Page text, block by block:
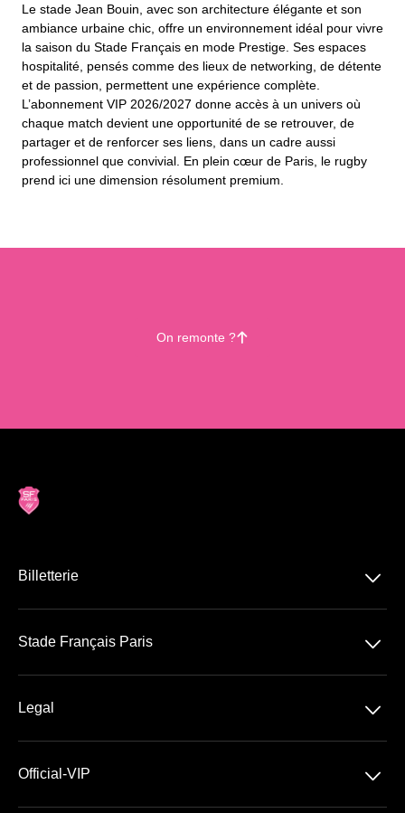
Le stade Jean Bouin, avec son architecture élégante et son
ambiance urbaine chic, offre un environnement idéal pour vivre
la saison du Stade Français en mode Prestige. Ses espaces
hospitalité, pensés comme des lieux de networking, de détente
et de passion, permettent une expérience complète.
L’abonnement VIP 2026/2027 donne accès à un univers où
chaque match devient une opportunité de se retrouver, de
partager et de renforcer ses liens, dans un cadre aussi
professionnel que convivial. En plein cœur de Paris, le rugby
prend ici une dimension résolument premium.
On remonte ?􀄨
Billetterie 􀆈
Stade Français Paris
􀆈
Legal 􀆈
Official-VIP 􀆈